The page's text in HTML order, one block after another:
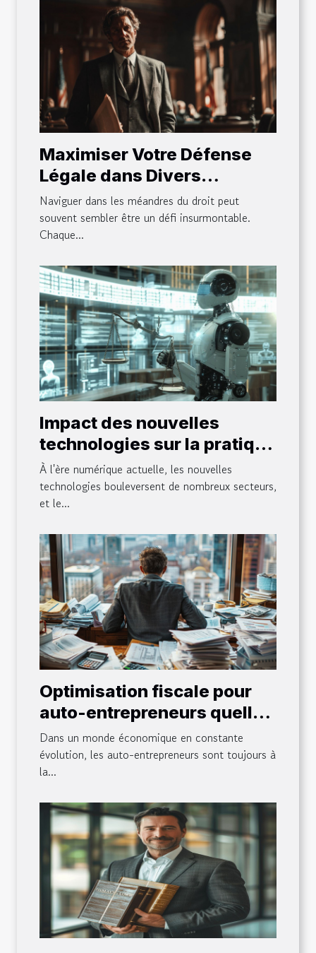
Maximiser Votre Défense
Légale dans Divers
Domaines Juridiques
Naviguer dans les méandres du droit peut
souvent sembler être un défi insurmontable.
Chaque...
Impact des nouvelles
technologies sur la pratique
du droit
À l'ère numérique actuelle, les nouvelles
technologies bouleversent de nombreux secteurs,
et le...
Optimisation fiscale pour
auto-entrepreneurs quelles
nouveautés
Dans un monde économique en constante
évolution, les auto-entrepreneurs sont toujours à
la...